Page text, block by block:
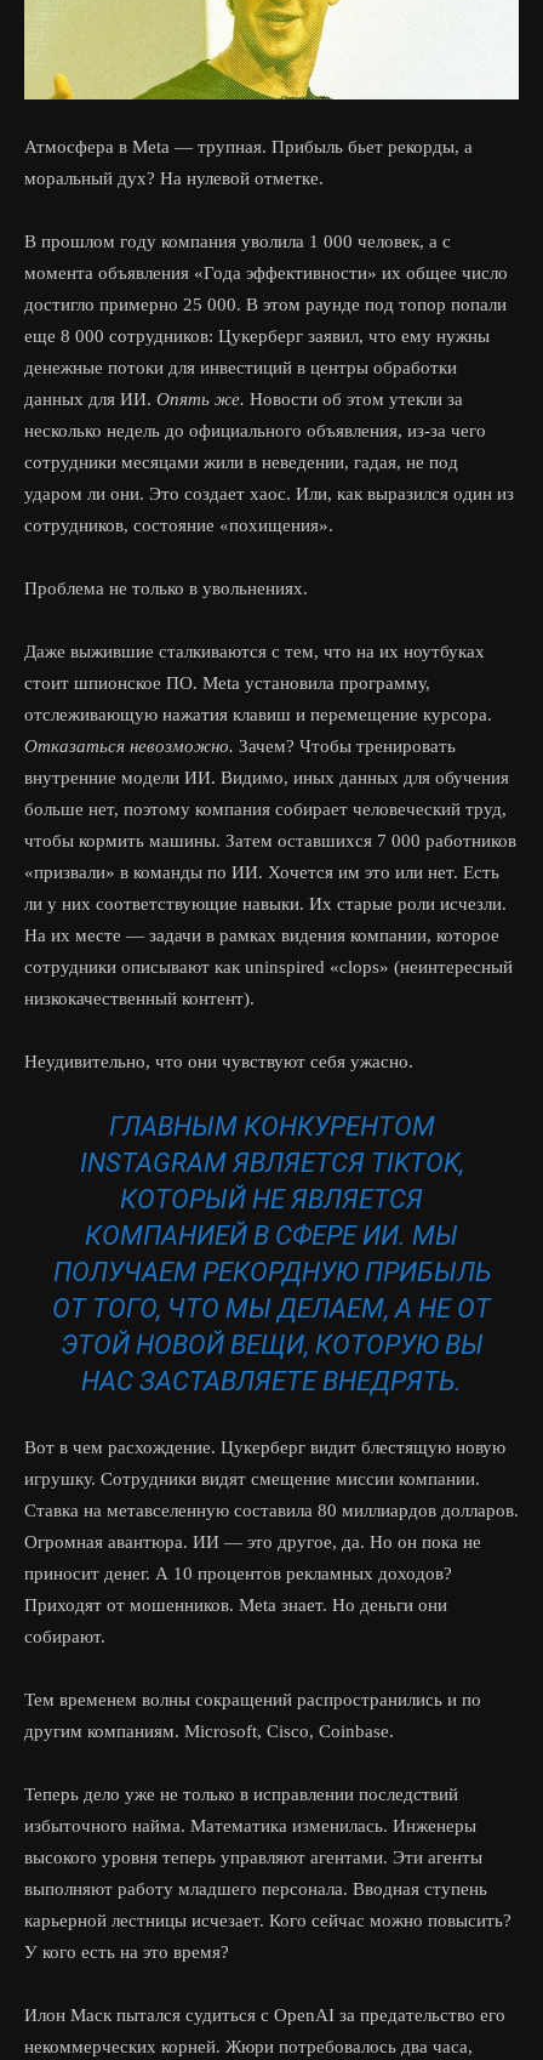
Атмосфера в Meta — трупная. Прибыль бьет рекорды, а
моральный дух? На нулевой отметке.
В прошлом году компания уволила 1 000 человек, а с
момента объявления «Года эффективности» их общее число
достигло примерно 25 000. В этом раунде под топор попали
еще 8 000 сотрудников: Цукерберг заявил, что ему нужны
денежные потоки для инвестиций в центры обработки
данных для ИИ. Опять же. Новости об этом утекли за
несколько недель до официального объявления, из-за чего
сотрудники месяцами жили в неведении, гадая, не под
ударом ли они. Это создает хаос. Или, как выразился один из
сотрудников, состояние «похищения».
Проблема не только в увольнениях.
Даже выжившие сталкиваются с тем, что на их ноутбуках
стоит шпионское ПО. Meta установила программу,
отслеживающую нажатия клавиш и перемещение курсора.
Отказаться невозможно. Зачем? Чтобы тренировать
внутренние модели ИИ. Видимо, иных данных для обучения
больше нет, поэтому компания собирает человеческий труд,
чтобы кормить машины. Затем оставшихся 7 000 работников
«призвали» в команды по ИИ. Хочется им это или нет. Есть
ли у них соответствующие навыки. Их старые роли исчезли.
На их месте — задачи в рамках видения компании, которое
сотрудники описывают как uninspired «сlops» (неинтересный
низкокачественный контент).
Неудивительно, что они чувствуют себя ужасно.
ГЛАВНЫМ КОНКУРЕНТОМ
INSTAGRAM ЯВЛЯЕТСЯ TIKTOK,
КОТОРЫЙ НЕ ЯВЛЯЕТСЯ
КОМПАНИЕЙ В СФЕРЕ ИИ. МЫ
ПОЛУЧАЕМ РЕКОРДНУЮ ПРИБЫЛЬ
ОТ ТОГО, ЧТО МЫ ДЕЛАЕМ, А НЕ ОТ
ЭТОЙ НОВОЙ ВЕЩИ, КОТОРУЮ ВЫ
НАС ЗАСТАВЛЯЕТЕ ВНЕДРЯТЬ.
Вот в чем расхождение. Цукерберг видит блестящую новую
игрушку. Сотрудники видят смещение миссии компании.
Ставка на метавселенную составила 80 миллиардов долларов.
Огромная авантюра. ИИ — это другое, да. Но он пока не
приносит денег. А 10 процентов рекламных доходов?
Приходят от мошенников. Meta знает. Но деньги они
собирают.
Тем временем волны сокращений распространились и по
другим компаниям. Microsoft, Cisco, Coinbase.
Теперь дело уже не только в исправлении последствий
избыточного найма. Математика изменилась. Инженеры
высокого уровня теперь управляют агентами. Эти агенты
выполняют работу младшего персонала. Вводная ступень
карьерной лестницы исчезает. Кого сейчас можно повысить?
У кого есть на это время?
Илон Маск пытался судиться с OpenAI за предательство его
некоммерческих корней. Жюри потребовалось два часа,